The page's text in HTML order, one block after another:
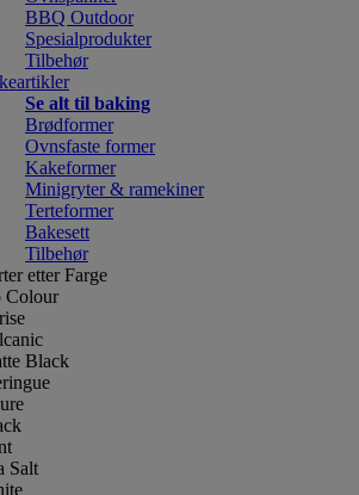
BBQ Outdoor
Spesialprodukter
Tilbehør
Se alt til baking
Brødformer
Ovnsfaste former
Kakeformer
Minigryter & ramekiner
Terteformer
Bakesett
Tilbehør
etter Farge
Colour
Black
Salt